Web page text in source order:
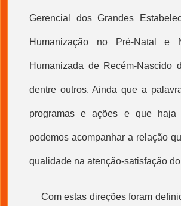
Gerencial dos Grandes
Humanização no Pré-Natal e
Humanizada de Recém-
dentre outros. Ainda que a
programas e ações e que haja
podemos acompanhar a relação
qualidade na atenção-satisfação
Com estas direções foram